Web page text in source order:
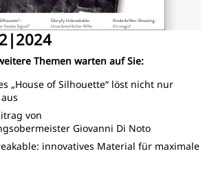
Themen warten auf Sie:
„House of Silhouette“ löst nicht nur
von
Giovanni Di Noto
innovatives Material für maximale